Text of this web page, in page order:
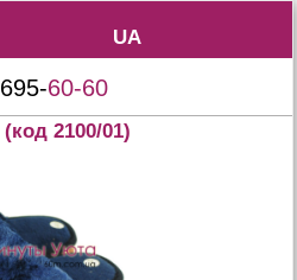
UA
UA
695-60-60
(код 2100/01)